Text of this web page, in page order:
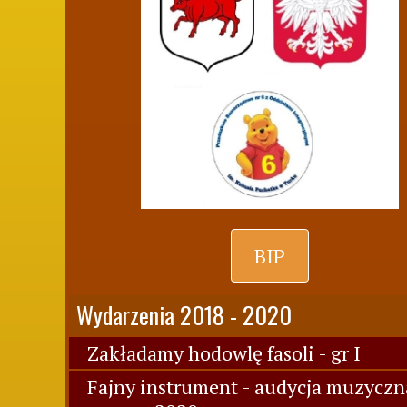
BIP
Wydarzenia 2018 - 2020
Zakładamy hodowlę fasoli - gr I
Fajny instrument - audycja